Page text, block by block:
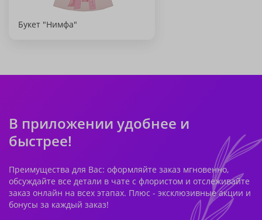
Букет "Нимфа"
В приложении удобнее и
быстрее!
Преимущества для Вас: оформляйте заказ мгновенно,
обсуждайте все детали в чате с флористом и отслеживайте
заказ онлайн на всех этапах. Плюс - эксклюзивные акции и
бонусы за каждый заказ!